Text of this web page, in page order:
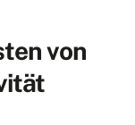
von